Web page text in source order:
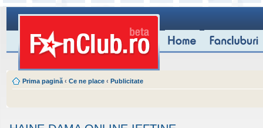
Prima pagină ‹ Ce ne place ‹ Publicitate